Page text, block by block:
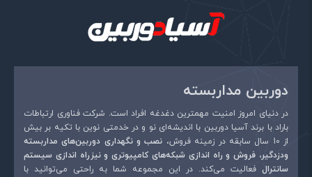
دوربین مداربسته
در دنیای امروز امنیت مهمترین دغدغه افراد است. شرکت فناوری ارتباطات
باراد با برند آسیا دوربین با اندیشه‌ای نو و در خدمتی نوین با تکیه بر بیش
از 10 سال سابقه در زمینه فروش،
نصب و نگهداری دوربین‌های مداربسته
ودزدگیر، فروش و راه اندازی شبکه‌های کامپیوتری و نیزراه اندازی سیستم
سانترال فعالیت می‌کند. در این مجموعه شما به راحتی می‌توانید با